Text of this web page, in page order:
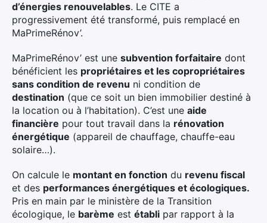
d’énergies renouvelables. Le CITE a
progressivement été transformé, puis remplacé en
MaPrimeRénov’.
MaPrimeRénov’ est une subvention forfaitaire dont
bénéficient les propriétaires et les copropriétaires
sans condition de revenu ni condition de
destination (que ce soit un bien immobilier destiné à
la location ou à l’habitation). C’est une aide
financière pour tout travail dans la rénovation
énergétique (appareil de chauffage, chauffe-eau
solaire…).
On calcule le montant en fonction du revenu fiscal
et des performances énergétiques et écologiques.
Pris en main par le ministère de la Transition
écologique, le barème est établi par rapport à la